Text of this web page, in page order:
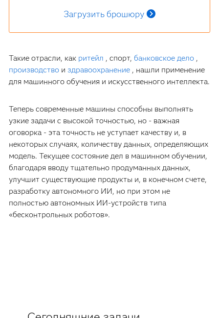
Загрузить брошюру
Такие отрасли, какритейл , спорт, банковское дело ,
производство и здравоохранение , нашли применение
для машинного обучения и искусственного интеллекта.
Теперь современные машины способны выполнять
узкие задачи с высокой точностью, но - важная
оговорка - эта точность не уступает качеству и, в
некоторых случаях, количеству данных, определяющих
модель. Текущее состояние дел в машинном обучении,
благодаря вводу тщательно продуманных данных,
улучшит существующие продукты и, в конечном счете,
разработку автономного ИИ, но при этом не
полностью автономных ИИ-устройств типа
«бесконтрольных роботов».